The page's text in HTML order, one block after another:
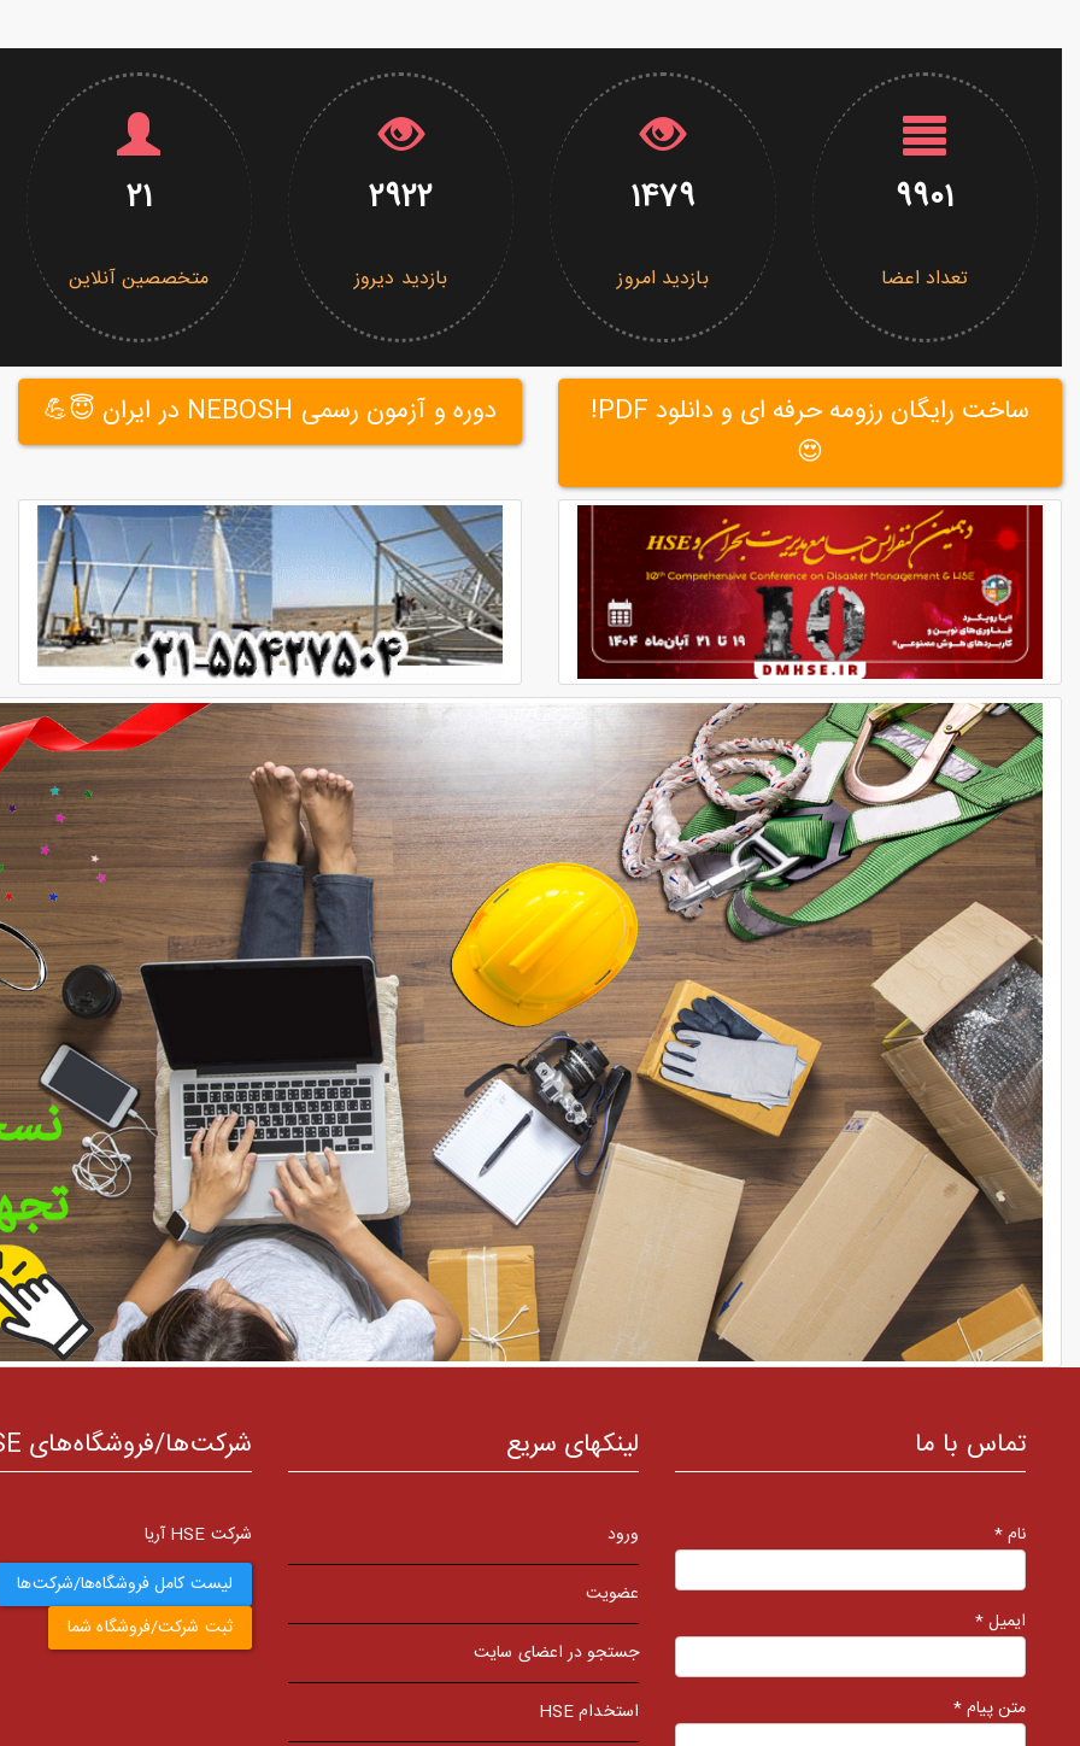
9901
تعداد اعضا
1479
بازدید امروز
2922
بازدید دیروز
21
متخصصین آنلاین
ساخت رایگان رزومه حرفه ای و دانلود PDF!
😍
دوره و آزمون رسمی NEBOSH در ایران 😇💪
تماس با ما
نام *
ایمیل *
متن پیام *
لینکهای سریع
ورود
عضویت
جستجو در اعضای سایت
استخدام HSE
شرکت‌ها/فروشگاه‌های HSE
شرکت HSE آریا
لیست کامل فروشگاه‌ها/شرکت‌ها
ثبت شرکت/فروشگاه شما